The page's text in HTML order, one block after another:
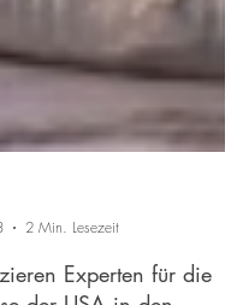
2 Min. Lesezeit